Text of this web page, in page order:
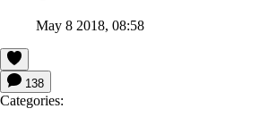
May 8 2018, 08:58
138
Categories: